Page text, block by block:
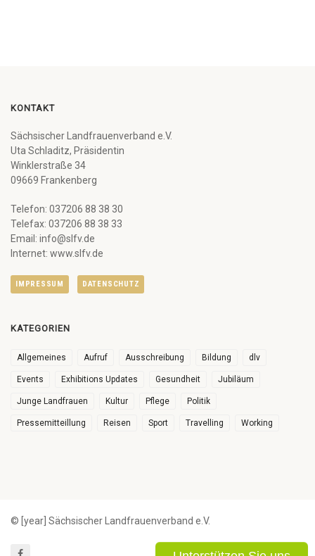
KONTAKT
Sächsischer Landfrauenverband e.V.
Uta Schladitz, Präsidentin
Winklerstraße 34
09669 Frankenberg
Telefon: 037206 88 38 30
Telefax: 037206 88 38 33
Email: info@slfv.de
Internet: www.slfv.de
IMPRESSUM DATENSCHUTZ
KATEGORIEN
Allgemeines Aufruf Ausschreibung Bildung dlv
Events Exhibitions Updates Gesundheit Jubiläum
Junge Landfrauen Kultur Pflege Politik
Pressemitteillung Reisen Sport Travelling Working
© [year] Sächsischer Landfrauenverband e.V.